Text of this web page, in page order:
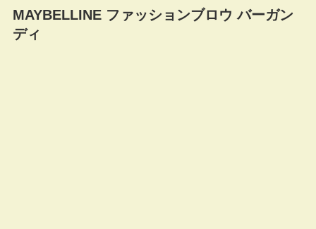
MAYBELLINE ファッションブロウ バーガン
ディ